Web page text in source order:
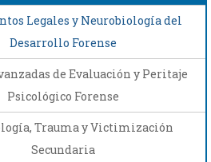
Legales y Neurobiología del
Desarrollo Forense
de Evaluación y Peritaje
Psicológico Forense
Trauma y Victimización
Secundaria